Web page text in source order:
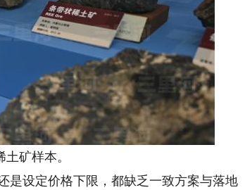
矿样本。
设定价格下限，都缺乏一致方案与落地